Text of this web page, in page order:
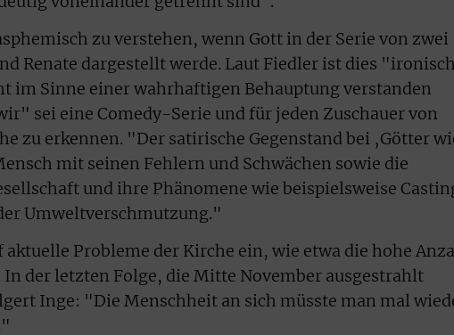
zu verstehen, wenn Gott in der Serie von zwei
Renate dargestellt werde. Laut Fiedler ist dies "ironisch
im Sinne einer wahrhaftigen Behauptung verstanden
sei eine Comedy-Serie und für jeden Zuschauer von
zu erkennen. "Der satirische Gegenstand bei ‚Götter
mit seinen Fehlern und Schwächen sowie die
und ihre Phänomene wie beispielsweise
Umweltverschmutzung."
aktuelle Probleme der Kirche ein, wie etwa die hohe
der letzten Folge, die Mitte November ausgestrahlt
Inge: "Die Menschheit an sich müsste man mal